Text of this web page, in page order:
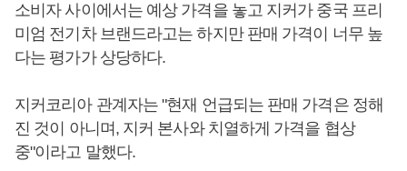
소비자 사이에서는 예상 가격을 놓고 지커가 중국 프리
미엄 전기차 브랜드라고는 하지만 판매 가격이 너무 높
다는 평가가 상당하다.
지커코리아 관계자는 "현재 언급되는 판매 가격은 정해
진 것이 아니며, 지커 본사와 치열하게 가격을 협상
중"이라고 말했다.